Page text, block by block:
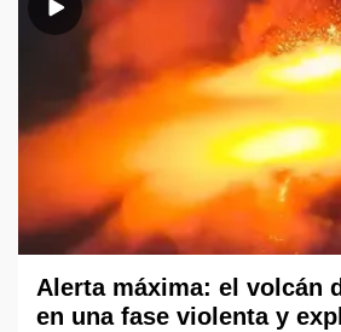
Alerta máxima: el volcán
en una fase violenta y